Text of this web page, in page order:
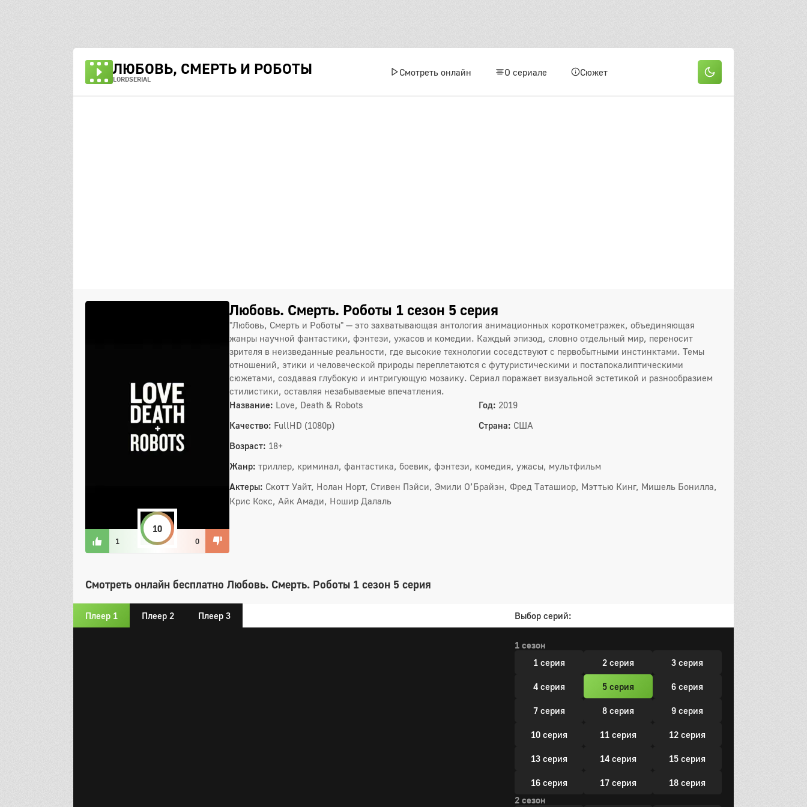
ЛЮБОВЬ, СМЕРТЬ И РОБОТЫ
LORDSERIAL
Смотреть онлайн О сериале Сюжет
1
10
0
Любовь. Смерть. Роботы 1 сезон 5 серия
"Любовь, Смерть и Роботы" — это захватывающая антология анимационных короткометражек, объединяющая
жанры научной фантастики, фэнтези, ужасов и комедии. Каждый эпизод, словно отдельный мир, переносит
зрителя в неизведанные реальности, где высокие технологии соседствуют с первобытными инстинктами. Темы
отношений, этики и человеческой природы переплетаются с футуристическими и постапокалиптическими
сюжетами, создавая глубокую и интригующую мозаику. Сериал поражает визуальной эстетикой и разнообразием
стилистики, оставляя незабываемые впечатления.
Название: Love, Death & Robots Год: 2019
Качество: FullHD (1080p) Страна: США
Возраст: 18+
Жанр: триллер, криминал, фантастика, боевик, фэнтези, комедия, ужасы, мультфильм
Актеры: Скотт Уайт, Нолан Норт, Стивен Пэйси, Эмили О’Брайэн, Фред Таташиор, Мэттью Кинг, Мишель Бонилла,
Крис Кокс, Айк Амади, Ношир Далаль
Смотреть онлайн бесплатно Любовь. Смерть. Роботы 1 сезон 5 серия
Плеер 1 Плеер 2 Плеер 3 Выбор серий:
1 сезон
1 серия
2 серия 3 серия
4 серия 5 серия 6 серия
7 серия 8 серия 9 серия
10 серия 11 серия 12 серия
13 серия 14 серия 15 серия
16 серия 17 серия
18 серия
2 сезон